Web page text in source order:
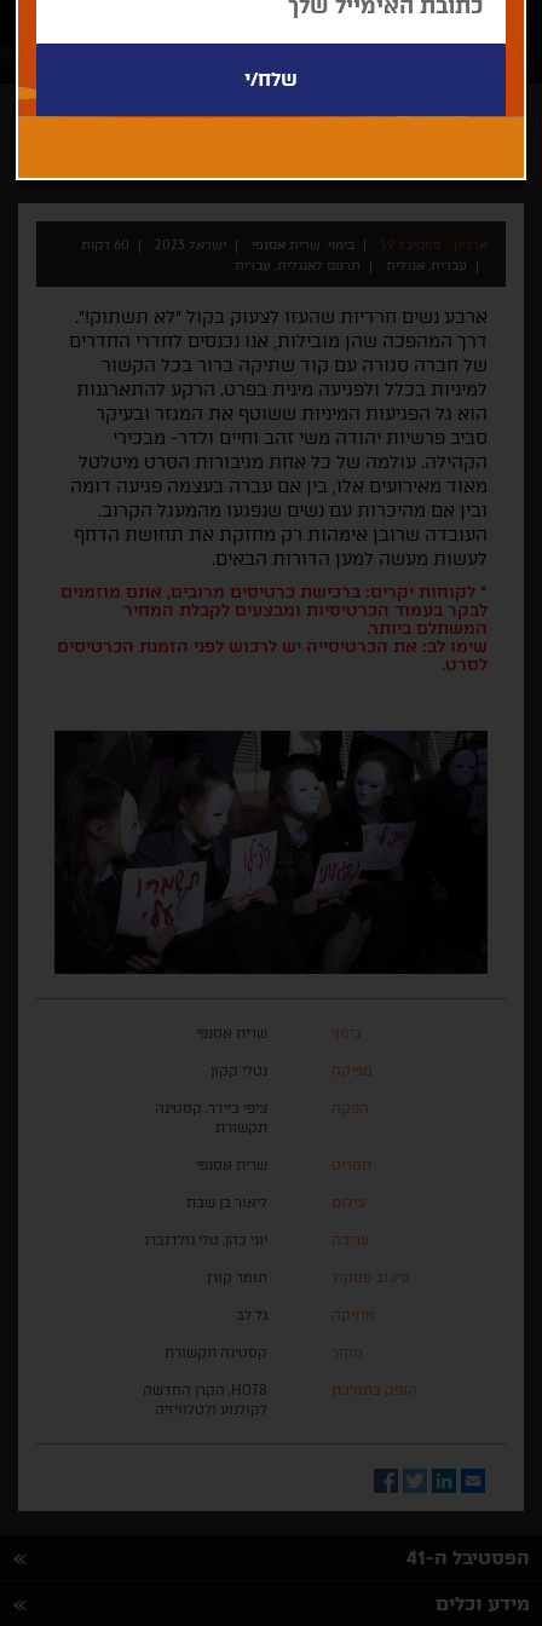
ארכיון - פסטיבל 39 בימוי: שרית אסנפי ישראל 2023
60 דקות
עברית, אנגלית
תרגום לאנגלית, עברית
ארבע נשים חרדיות שהעזו לצעוק בקול "לא תשתוק!".
דרך המהפכה שהן מובילות, אנו נכנסים לחדרי החדרים
של חברה סגורה עם קוד שתיקה ברור בכל הקשור
למיניות בכלל ולפגיעה מינית בפרט. הרקע להתארגנות
הוא גל הפגיעות המיניות ששוטף את המגזר ובעיקר
סביב פרשיות יהודה משי זהב וחיים ולדר- מבכירי
הקהילה. עולמה של כל אחת מגיבורות הסרט מיטלטל
מאוד מאירועים אלו, בין אם עברה בעצמה פגיעה דומה
ובין אם מהיכרות עם נשים שנפגעו מהמעגל הקרוב.
העובדה שרובן אימהות רק מחזקת את תחושת הדחף
לעשות מעשה למען הדורות הבאים.
* לקוחות יקרים: ברכישת כרטיסים מרובים, אתם מוזמנים
לבקר בעמוד הכרטיסיות ומבצעים לקבלת המחיר
המשתלם ביותר.
שימו לב: את הכרטיסייה יש לרכוש לפני הזמנת הכרטיסים
לסרט.
בימוי שרית אסנפי
מפיקה נטלי קקון
הפקה
ציפי ביידר, קסטינה
תקשורת
תסריט שרית אסנפי
צילום ליאור בן שבת
עריכה יוני כהן, טלי גולדנברג
עיצוב פסקול תומר קורן
מוזיקה גל לב
מקור קסטינה תקשורת
הופק בתמיכת
HOT8, הקרן החדשה
לקולנוע ולטלוויזיה
Email
LinkedIn
Twitter
Facebook
הפסטיבל ה-41
מידע וכלים